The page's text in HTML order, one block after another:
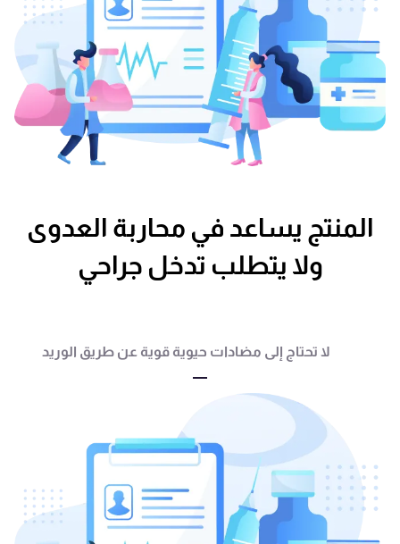
المنتج يساعد في محاربة العدوى
ولا يتطلب تدخل جراحي
لا تحتاج إلى مضادات حيوية قوية عن طريق الوريد